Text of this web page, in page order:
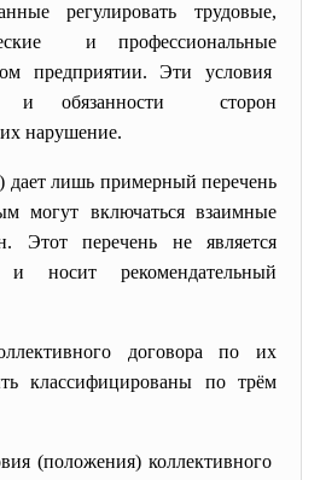
регулировать трудовые,
и профессиональные
предприятии. Эти условия
и обязанности сторон
их нарушение.
дает лишь примерный перечень
могут включаться взаимные
Этот перечень не является
носит рекомендательный
договора по их
классифицированы по трём
(положения) коллективного